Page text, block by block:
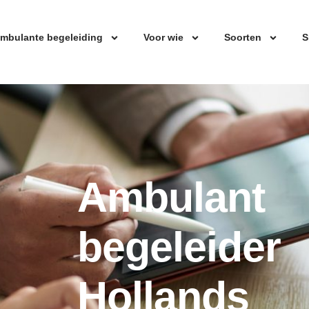
begeleiding Voor wie Soorten
Ambulant
begeleider
Hollands